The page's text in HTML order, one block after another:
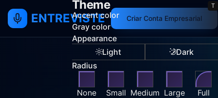
ENTREVISTE Criar Conta Empresarial
T
Theme
Accent color
Gray color
Appearance
Light
Dark
Radius
None Small Medium Large
Full